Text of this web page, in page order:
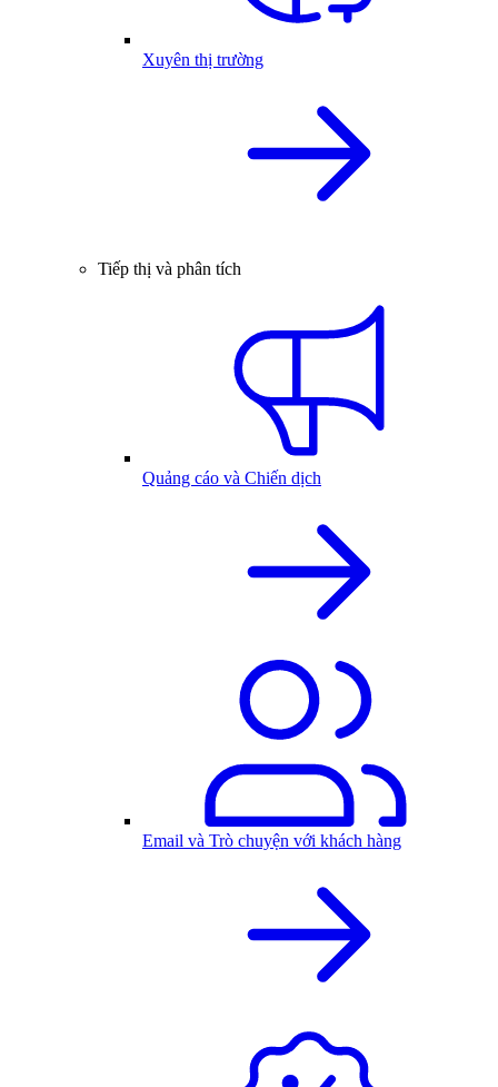
Xuyên thị trường
Tiếp thị và phân tích
Quảng cáo và Chiến dịch
Email và Trò chuyện với khách hàng